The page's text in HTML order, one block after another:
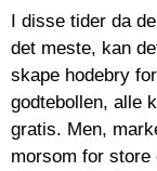
I disse tider da
det meste, kan
skape hodebry
godtebollen, alle
gratis. Men,
morsom for store